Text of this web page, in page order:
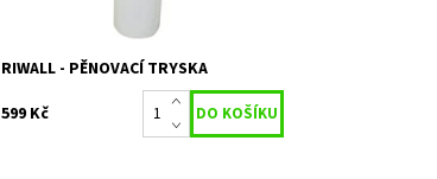
RIWALL - PĚNOVACÍ TRYSKA
599 Kč